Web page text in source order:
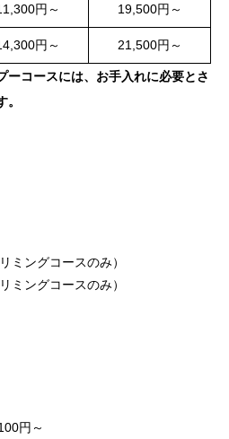
円～ 19,500円～
円～ 21,500円～
ーコースには、お手入れに必要とさ
ミングコースのみ）
ミングコースのみ）
円～